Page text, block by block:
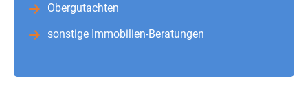
Obergutachten
sonstige Immobilien-Beratungen